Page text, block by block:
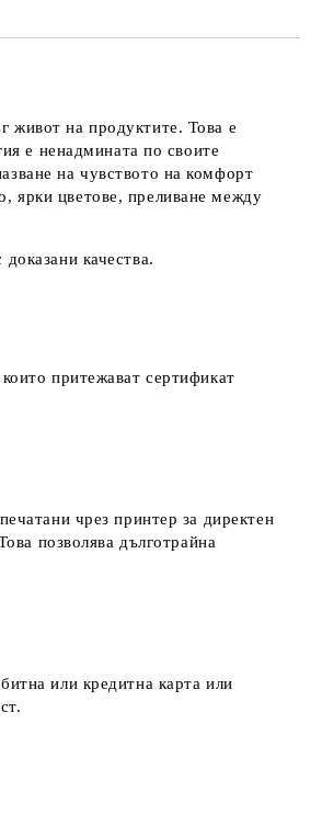
живот на продуктите. Това е
е ненадмината по своите
на чувството на комфорт
ярки цветове, преливане между
качества.
притежават сертификат
чрез принтер за директен
позволява дълготрайна
или кредитна карта или